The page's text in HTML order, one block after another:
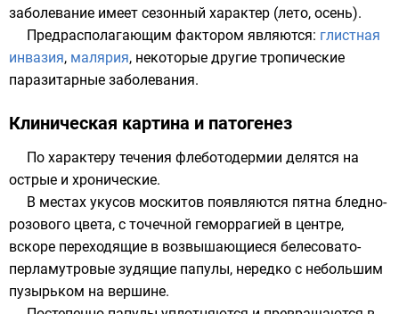
заболевание имеет сезонный характер (лето, осень).
Предрасполагающим фактором являются: глистная
инвазия, малярия, некоторые другие тропические
паразитарные заболевания.
Клиническая картина и патогенез
По характеру течения флеботодермии делятся на
острые и хронические.
В местах укусов москитов появляются пятна бледно-
розового цвета, с точечной геморрагией в центре,
вскоре переходящие в возвышающиеся белесовато-
перламутровые зудящие папулы, нередко с небольшим
пузырьком на вершине.